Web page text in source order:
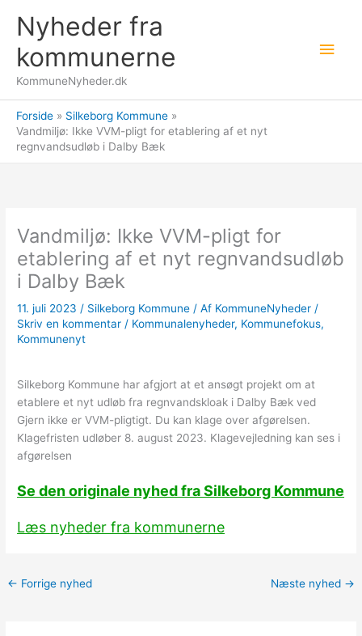
indholdet
Nyheder fra
kommunerne
KommuneNyheder.dk
Forside
Silkeborg Kommune
Vandmiljø: Ikke VVM-pligt for etablering af et nyt
regnvandsudløb i Dalby Bæk
Vandmiljø: Ikke VVM-pligt for
etablering af et nyt regnvandsudløb
i Dalby Bæk
11. juli 2023 / Silkeborg Kommune / Af KommuneNyheder /
Skriv en kommentar / Kommunalenyheder, Kommunefokus,
Kommunenyt
Silkeborg Kommune har afgjort at et ansøgt projekt om at
etablere et nyt udløb fra regnvandskloak i Dalby Bæk ved
Gjern ikke er VVM-pligtigt. Du kan klage over afgørelsen.
Klagefristen udløber 8. august 2023. Klagevejledning kan ses i
afgørelsen
Se den originale nyhed fra Silkeborg Kommune
Læs nyheder fra kommunerne
← Forrige nyhed Næste nyhed →